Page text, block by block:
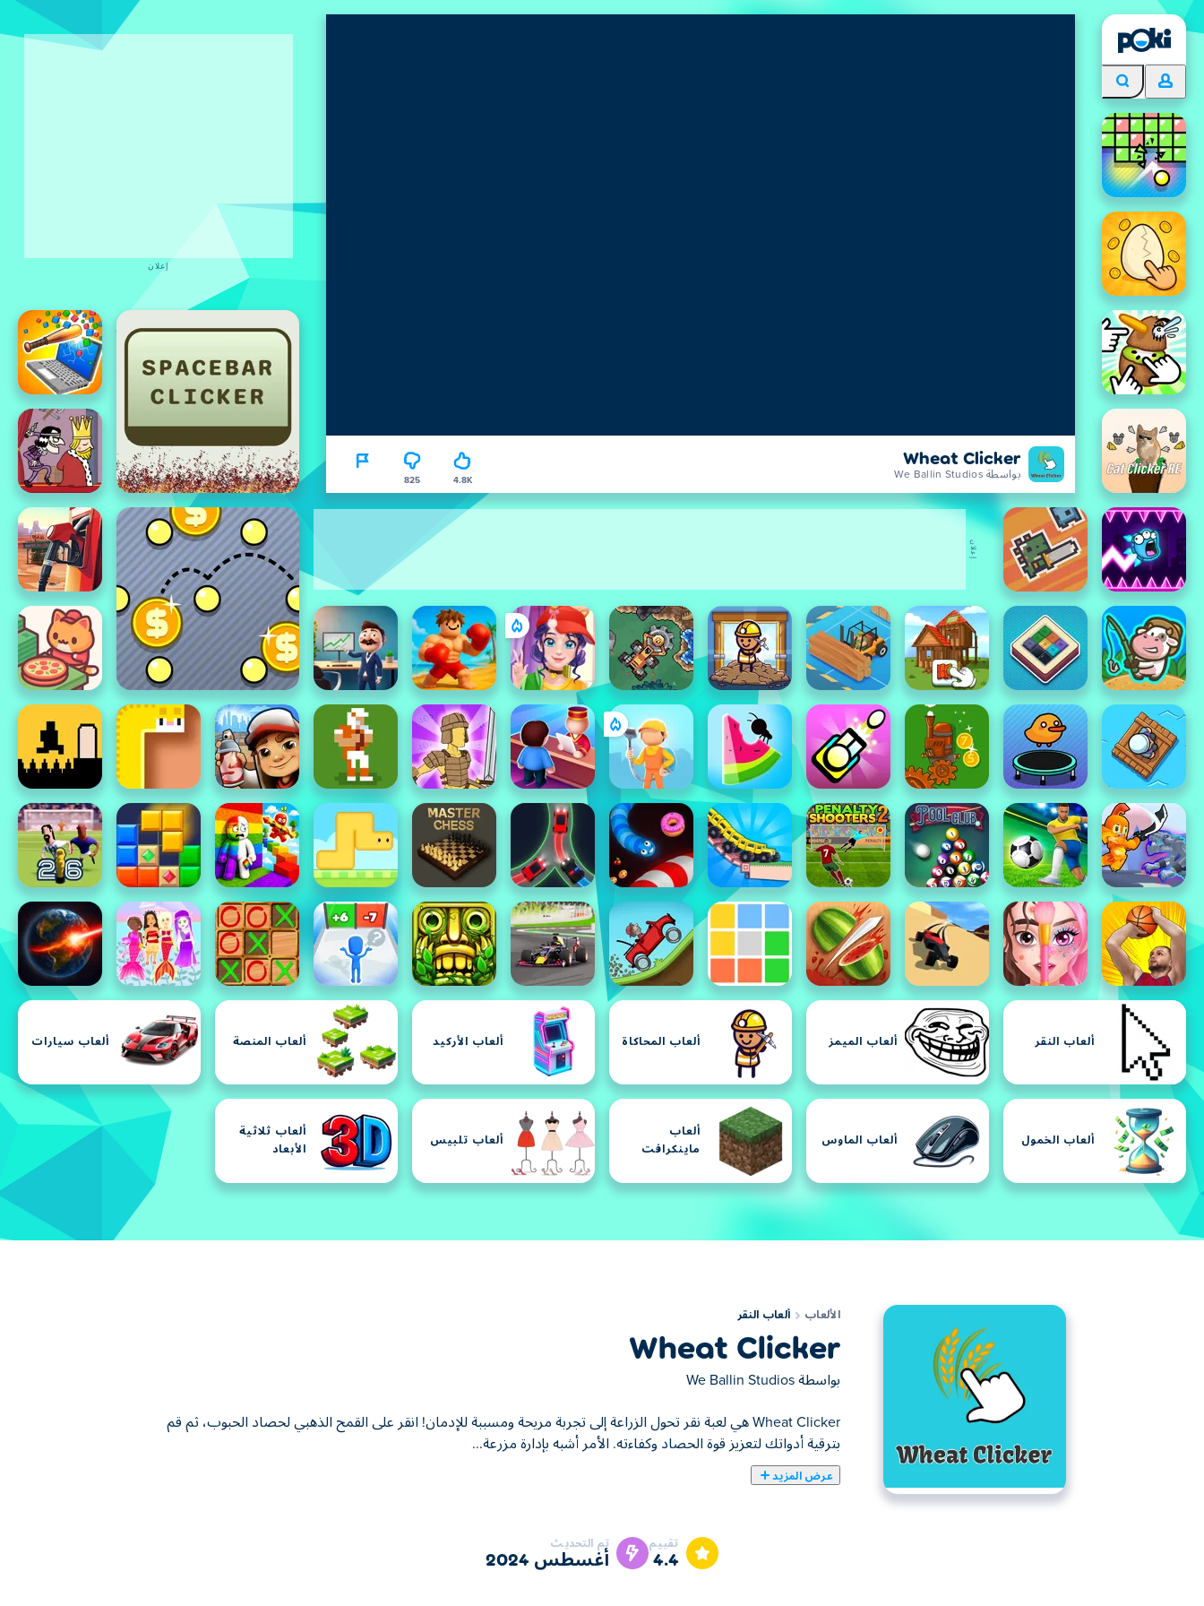
Wheat Clicker
بواسطة We Ballin Studios 4.8K
825
ألعاب النقر ألعاب الميمز ألعاب المحاكاة ألعاب الأركيد ألعاب المنصة ألعاب سيارات
ألعاب الخمول ألعاب الماوس
ألعاب
ماينكرافت
ألعاب تلبيس
ألعاب ثلاثية
الأبعاد
إعلان
إعلان
الألعاب ألعاب النقر
Wheat Clicker
بواسطة We Ballin Studios
Wheat Clicker هي لعبة نقر تحول الزراعة إلى تجربة مريحة ومسببة للإدمان! انقر على القمح الذهبي لحصاد الحبوب، ثم قم
بترقية أدواتك لتعزيز قوة الحصاد وكفاءته. الأمر أشبه بإدارة مزرعة...
عرض المزيد
Wheat Clicker هي لعبة نقر تحول الزراعة إلى تجربة مريحة ومسببة للإدمان! انقر على القمح الذهبي لحصاد الحبوب، ثم قم بترقية أدواتك لتعزيز قوة الحصاد وكفاءته.
تقييم
4.4
تم التحديث
أغسطس 2024